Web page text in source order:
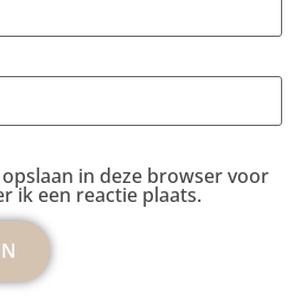
in deze browser voor
ik een reactie plaats.